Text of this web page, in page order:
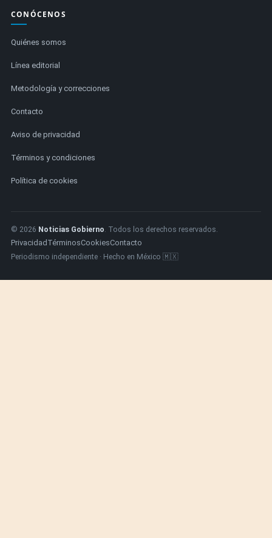
CONÓCENOS
Quiénes somos
Línea editorial
Metodología y correcciones
Contacto
Aviso de privacidad
Términos y condiciones
Política de cookies
© 2026 Noticias Gobierno . Todos los derechos reservados.
PrivacidadTérminosCookiesContacto
Periodismo independiente · Hecho en México 🇲🇽